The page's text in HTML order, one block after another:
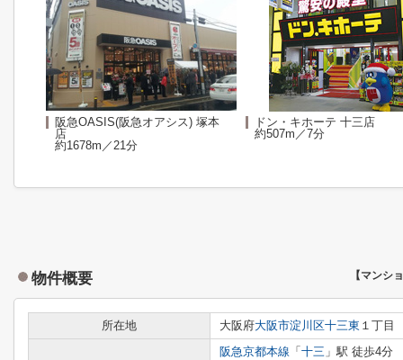
阪急OASIS(阪急オアシス) 塚本
店
約1678m／21分
ドン・キホーテ 十三店
約507m／7分
物件概要 【マンシ
所在地 大阪府大阪市淀川区十三東 １丁目
阪急京都本線 「 十三 」駅 徒歩4分